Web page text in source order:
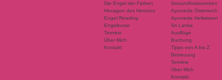
Die Engel der Farben
Hexagon des Herzens
Engel Reading
Engelkurse
Termine
Über Mich
Kontakt
Gesundheitszentren
Ayurveda Österreich
Ayurveda Heilwissen
Sri Lanka
Ausflüge
Buchung
Tipps von A bis Z
Betreuung
Termine
Über Mich
Kontakt